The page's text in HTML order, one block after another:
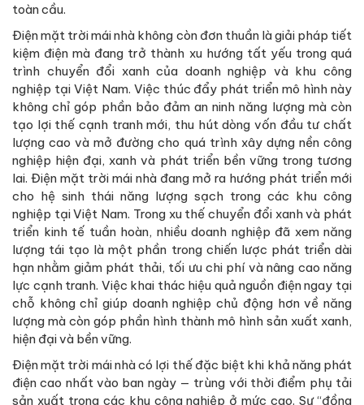
toàn cầu.
Điện mặt trời mái nhà không còn đơn thuần là giải pháp tiết
kiệm điện mà đang trở thành xu hướng tất yếu trong quá
trình chuyển đổi xanh của doanh nghiệp và khu công
nghiệp tại Việt Nam. Việc thúc đẩy phát triển mô hình này
không chỉ góp phần bảo đảm an ninh năng lượng mà còn
tạo lợi thế cạnh tranh mới, thu hút dòng vốn đầu tư chất
lượng cao và mở đường cho quá trình xây dựng nền công
nghiệp hiện đại, xanh và phát triển bền vững trong tương
lai. Điện mặt trời mái nhà đang mở ra hướng phát triển mới
cho hệ sinh thái năng lượng sạch trong các khu công
nghiệp tại Việt Nam. Trong xu thế chuyển đổi xanh và phát
triển kinh tế tuần hoàn, nhiều doanh nghiệp đã xem năng
lượng tái tạo là một phần trong chiến lược phát triển dài
hạn nhằm giảm phát thải, tối ưu chi phí và nâng cao năng
lực cạnh tranh. Việc khai thác hiệu quả nguồn điện ngay tại
chỗ không chỉ giúp doanh nghiệp chủ động hơn về năng
lượng mà còn góp phần hình thành mô hình sản xuất xanh,
hiện đại và bền vững.
Điện mặt trời mái nhà có lợi thế đặc biệt khi khả năng phát
điện cao nhất vào ban ngày — trùng với thời điểm phụ tải
sản xuất trong các khu công nghiệp ở mức cao. Sự “đồng